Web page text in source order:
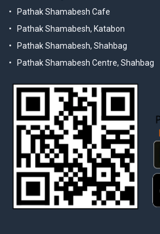
Pathak Shamabesh Cafe
Pathak Shamabesh, Katabon
Pathak Shamabesh, Shahbag
Pathak Shamabesh Centre, Shahbag